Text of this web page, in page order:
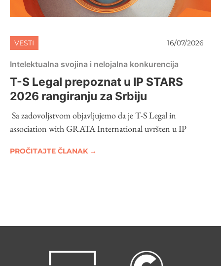
VESTI 16/07/2026
Intelektualna svojina i nelojalna konkurencija
T-S Legal prepoznat u IP STARS
2026 rangiranju za Srbiju
Sa zadovoljstvom objavljujemo da je T-S Legal in
association with GRATA International uvršten u IP
PROČITAJTE ČLANAK →